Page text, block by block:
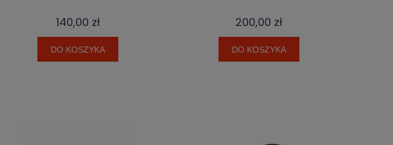
140,00 zł
DO KOSZYKA
200,00 zł
DO KOSZYKA